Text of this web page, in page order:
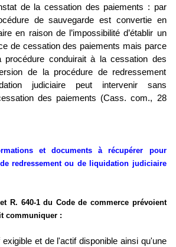
de la cessation des paiements : par
de sauvegarde est convertie en
en raison de l’impossibilité d’établir un
de cessation des paiements mais parce
conduirait à la cessation des
de la procédure de redressement
judiciaire peut intervenir sans
des paiements (Cass. com., 28
et documents à récupérer pour
redressement ou de liquidation judiciaire
R. 640-1 du Code de commerce prévoient
communiquer :
exigible et de l'actif disponible ainsi qu'une